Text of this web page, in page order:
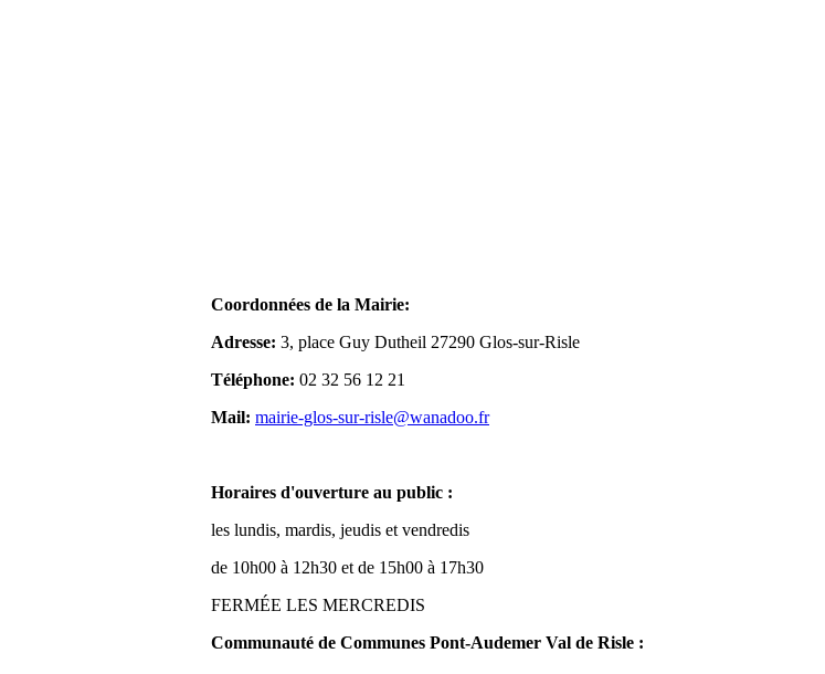
Coordonnées de la Mairie:
Adresse: 3, place Guy Dutheil 27290 Glos-sur-Risle
Téléphone: 02 32 56 12 21
Mail: mairie-glos-sur-risle@wanadoo.fr
Horaires d'ouverture au public :
les lundis, mardis, jeudis et vendredis
de 10h00 à 12h30 et de 15h00 à 17h30
FERMÉE LES MERCREDIS
Communauté de Communes Pont-Audemer Val de Risle :